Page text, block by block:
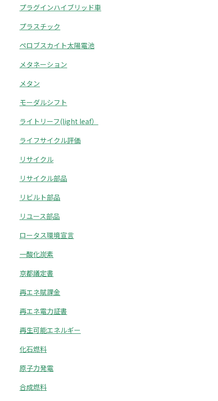
プラグインハイブリッド車
プラスチック
ペロブスカイト太陽電池
メタネーション
メタン
モーダルシフト
ライトリーフ(light leaf）
ライフサイクル評価
リサイクル
リサイクル部品
リビルト部品
リユース部品
ロータス環境宣言
一酸化炭素
京都議定書
再エネ賦課金
再エネ電力証書
再生可能エネルギー
化石燃料
原子力発電
合成燃料